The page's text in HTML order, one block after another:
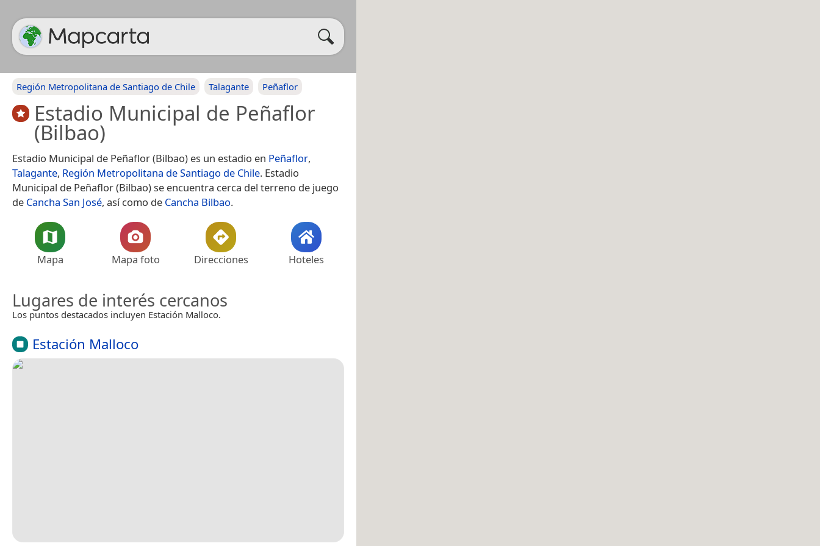
Región Metropolitana de Santiago de Chile Talagante Peñaflor
Estadio Municipal de Peñaflor
(Bilbao)
Estadio Municipal de Peñaflor (Bilbao) es un estadio en Peñaflor,
Talagante, Región Metropolitana de Santiago de Chile. Estadio
Municipal de Peñaflor (Bilbao) se encuentra cerca del terreno de juego
de Cancha San José, así como de Cancha Bilbao.
Mapa Mapa foto Direcciones Hoteles
Lugares de interés cercanos
Los puntos destacados incluyen Estación Malloco.
Estación Malloco